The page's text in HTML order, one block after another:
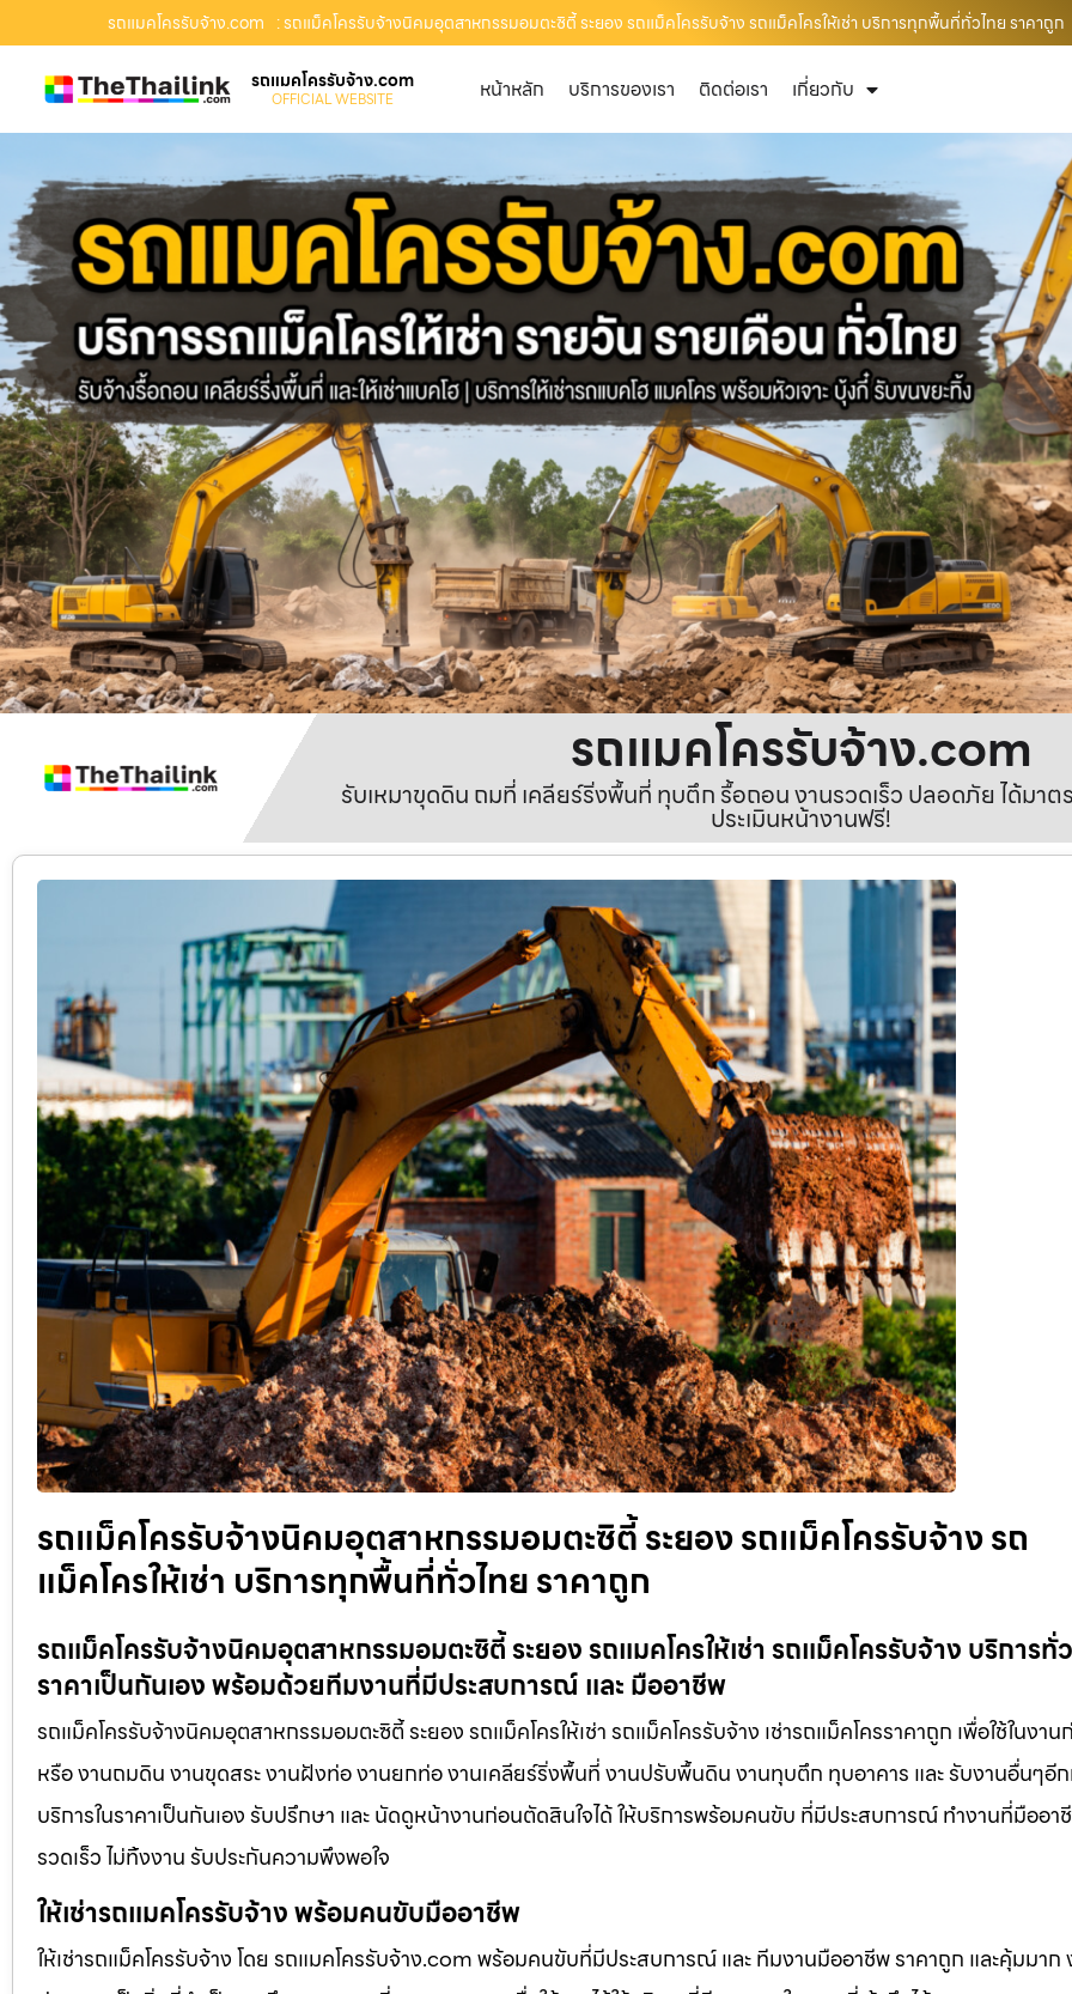
รถแมคโครรับจ้าง.com : รถแม็คโครรับจ้างนิคมอุตสาหกรรมอมตะซิตี้ ระยอง รถแม็คโครรับจ้าง รถแม็คโครให้เช่า บริการทุกพื้นที่ทั่วไทย ราคาถูก
รถแมคโครรับจ้าง.com
OFFICIAL WEBSITE หน้าหลัก บริการของเรา ติดต่อเรา เกี่ยวกับ
รถแมคโครรับจ้าง.com
รับเหมาขุดดิน ถมที่ เคลียร์ริ่งพื้นที่ ทุบตึก รื้อถอน งานรวดเร็ว ปลอดภัย ได้มาต
ประเมินหน้างานฟรี!
รถแม็คโครรับจ้างนิคมอุตสาหกรรมอมตะซิตี้ ระยอง รถแม็คโครรับจ้าง รถ
แม็คโครให้เช่า บริการทุกพื้นที่ทั่วไทย ราคาถูก
รถแม็คโครรับจ้างนิคมอุตสาหกรรมอมตะซิตี้ ระยอง รถแมคโครให้เช่า รถแม็คโครรับจ้าง บริการทั่
ราคาเป็นกันเอง พร้อมด้วยทีมงานที่มีประสบการณ์ และ มืออาชีพ
รถแม็คโครรับจ้างนิคมอุตสาหกรรมอมตะซิตี้ ระยอง รถแม็คโครให้เช่า รถแม็คโครรับจ้าง เช่ารถแม็คโครราคาถูก เพื่อใช้ในงาน
หรือ งานถมดิน งานขุดสระ งานฝังท่อ งานยกท่อ งานเคลียร์ริ่งพื้นที่ งานปรับพื้นดิน งานทุบตึก ทุบอาคาร และ รับงานอื่นๆอี
บริการในราคาเป็นกันเอง รับปรึกษา และ นัดดูหน้างานก่อนตัดสินใจได้ ให้บริการพร้อมคนขับ ที่มีประสบการณ์ ทำงานที่มืออา
รวดเร็ว ไม่ทิ้งงาน รับประกันความพึงพอใจ
ให้เช่ารถแมคโครรับจ้าง พร้อมคนขับมืออาชีพ
ให้เช่ารถแม็คโครรับจ้าง โดย รถแมคโครรับจ้าง.com พร้อมคนขับที่มีประสบการณ์ และ ทีมงานมืออาชีพ ราคาถูก และคุ้มมาก